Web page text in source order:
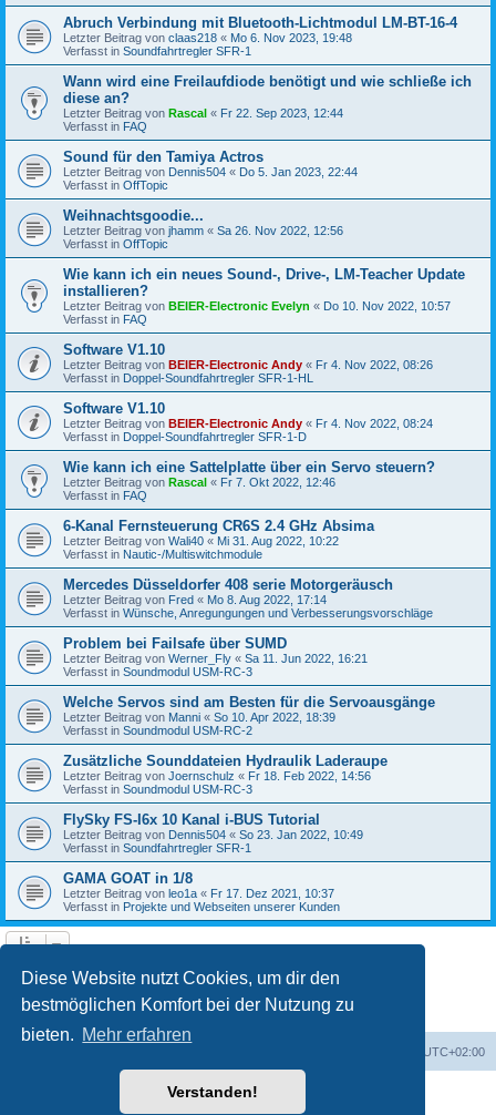
Diese Website nutzt Cookies, um dir den
bestmöglichen Komfort bei der Nutzung zu
bieten. Mehr erfahren
Verstanden!
Abruch Verbindung mit Bluetooth-Lichtmodul LM-BT-16-4
Letzter Beitrag von claas218 « Mo 6. Nov 2023, 19:48
Verfasst in Soundfahrtregler SFR-1
Wann wird eine Freilaufdiode benötigt und wie schließe ich
diese an?
Letzter Beitrag von Rascal « Fr 22. Sep 2023, 12:44
Verfasst in FAQ
Sound für den Tamiya Actros
Letzter Beitrag von Dennis504 « Do 5. Jan 2023, 22:44
Verfasst in OffTopic
Weihnachtsgoodie...
Letzter Beitrag von jhamm « Sa 26. Nov 2022, 12:56
Verfasst in OffTopic
Wie kann ich ein neues Sound-, Drive-, LM-Teacher Update
installieren?
Letzter Beitrag von BEIER-Electronic Evelyn « Do 10. Nov 2022, 10:57
Verfasst in FAQ
Software V1.10
Letzter Beitrag von BEIER-Electronic Andy « Fr 4. Nov 2022, 08:26
Verfasst in Doppel-Soundfahrtregler SFR-1-HL
Software V1.10
Letzter Beitrag von BEIER-Electronic Andy « Fr 4. Nov 2022, 08:24
Verfasst in Doppel-Soundfahrtregler SFR-1-D
Wie kann ich eine Sattelplatte über ein Servo steuern?
Letzter Beitrag von Rascal « Fr 7. Okt 2022, 12:46
Verfasst in FAQ
6-Kanal Fernsteuerung CR6S 2.4 GHz Absima
Letzter Beitrag von Wali40 « Mi 31. Aug 2022, 10:22
Verfasst in Nautic-/Multiswitchmodule
Mercedes Düsseldorfer 408 serie Motorgeräusch
Letzter Beitrag von Fred « Mo 8. Aug 2022, 17:14
Verfasst in Wünsche, Anregungungen und Verbesserungsvorschläge
Problem bei Failsafe über SUMD
Letzter Beitrag von Werner_Fly « Sa 11. Jun 2022, 16:21
Verfasst in Soundmodul USM-RC-3
Welche Servos sind am Besten für die Servoausgänge
Letzter Beitrag von Manni « So 10. Apr 2022, 18:39
Verfasst in Soundmodul USM-RC-2
Zusätzliche Sounddateien Hydraulik Laderaupe
Letzter Beitrag von Joernschulz « Fr 18. Feb 2022, 14:56
Verfasst in Soundmodul USM-RC-3
FlySky FS-I6x 10 Kanal i-BUS Tutorial
Letzter Beitrag von Dennis504 « So 23. Jan 2022, 10:49
Verfasst in Soundfahrtregler SFR-1
GAMA GOAT in 1/8
Letzter Beitrag von leo1a « Fr 17. Dez 2021, 10:37
Verfasst in Projekte und Webseiten unserer Kunden
Die Suche ergab 122 Treffer 1 2 3 4
UTC+02:00
Powered byphpBB® Forum Software © phpBB Limited
phpBB.de